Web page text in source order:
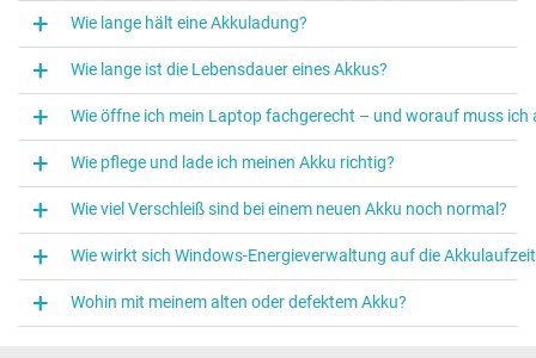
Wie lange hält eine Akkuladung?
Wie lange ist die Lebensdauer eines Akkus?
Wie öffne ich mein Laptop fachgerecht – und worauf muss ich
Wie pflege und lade ich meinen Akku richtig?
Wie viel Verschleiß sind bei einem neuen Akku noch normal?
Wie wirkt sich Windows‑Energieverwaltung auf die
Wohin mit meinem alten oder defektem Akku?